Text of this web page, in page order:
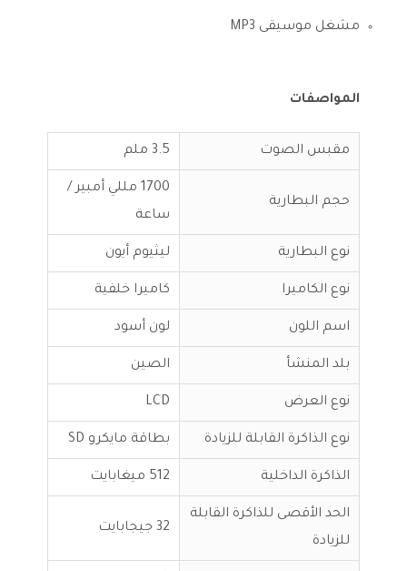
مشغل موسيقى MP3
المواصفات
مقبس الصوت 3.5 ملم
حجم البطارية
1700 مللي أمبير /
ساعة
نوع البطارية ليثيوم أيون
نوع الكاميرا كاميرا خلفية
اسم اللون لون أسود
بلد المنشأ الصين
نوع العرض LCD
نوع الذاكرة القابلة للزيادة بطاقة مايكرو SD
الذاكرة الداخلية 512 ميغابايت
الحد الأقصى للذاكرة القابلة
للزيادة
32 جيجابايت